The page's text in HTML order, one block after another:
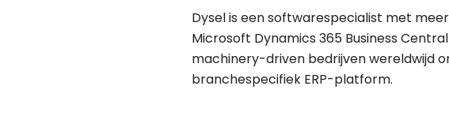
Dysel is een softwarespecialist met
Microsoft Dynamics 365 Business
machinery-driven bedrijven wereldwijd
branchespecifiek ERP-platform.